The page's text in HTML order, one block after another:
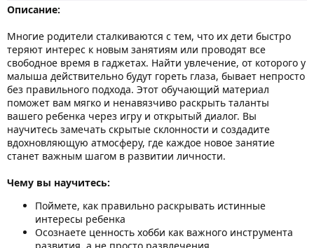
Описание:
Многие родители сталкиваются с тем, что их дети быстро
теряют интерес к новым занятиям или проводят все
свободное время в гаджетах. Найти увлечение, от которого у
малыша действительно будут гореть глаза, бывает непросто
без правильного подхода. Этот обучающий материал
поможет вам мягко и ненавязчиво раскрыть таланты
вашего ребенка через игру и открытый диалог. Вы
научитесь замечать скрытые склонности и создадите
вдохновляющую атмосферу, где каждое новое занятие
станет важным шагом в развитии личности.
Чему вы научитесь:
Поймете, как правильно раскрывать истинные
интересы ребенка
Осознаете ценность хобби как важного инструмента
развития, а не просто развлечения